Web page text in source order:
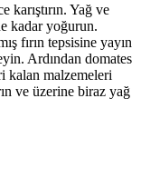
Yağ ve
kadar yoğurun.
fırın tepsisine yayın
Ardından domates
kalan malzemeleri
ve üzerine biraz yağ